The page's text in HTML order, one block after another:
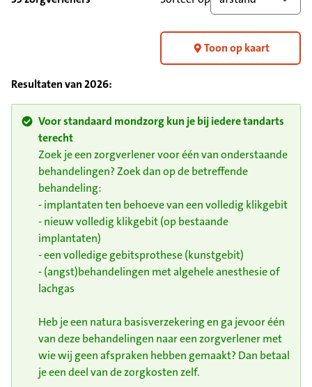
Toon op kaart
Resultaten van2026:
Voor standaard mondzorg kun je bij iedere tandarts
terecht
Zoek je een zorgverlener voor één van onderstaande
behandelingen? Zoek dan op de betreffende
behandeling:
- implantaten ten behoeve van een volledig klikgebit
- nieuw volledig klikgebit (op bestaande
implantaten)
- een volledige gebitsprothese (kunstgebit)
- (angst)behandelingen met algehele anesthesie of
lachgas
Heb je een natura basisverzekering en ga jevoor één
van deze behandelingen naar een zorgverlener met
wie wij geen afspraken hebben gemaakt? Dan betaal
je een deel van de zorgkosten zelf.